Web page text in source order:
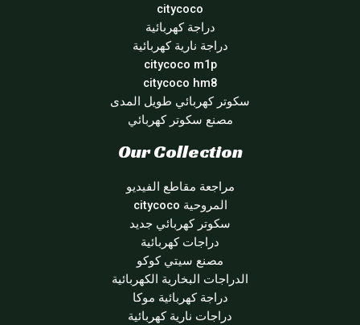
citycoco
دراجة كهربائية
دراجة نارية كهربائية
citycoco m1p
citycoco hm8
سكوتر كهربائي طويل المدى
مصنع سكوتر كهربائي
Our Collection
مراجعة مقاطع الفيديو
المروحية citycoco
سكوتر كهربائي جديد
دراجات كهربائية
مصنع سيتي كوكو
الدراجات البخارية الكهربائية
دراجة كهربائية موكا
دراجات نارية كهربائية